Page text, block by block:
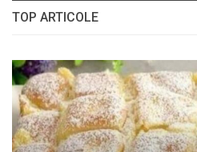
TOP ARTICOLE